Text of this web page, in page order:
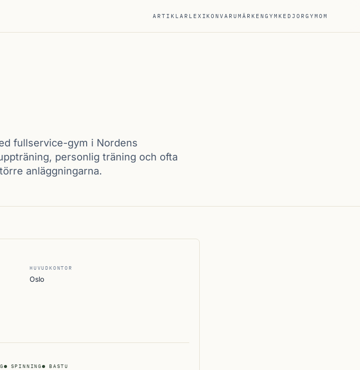
ARTIKLAR LEXIKONVARUMÄRKENGYMKEDJORGYMOM
fullservice-gym i Nordens
personlig träning och ofta
anläggningarna.
HUVUDKONTOR
Oslo
SPINNING BASTU